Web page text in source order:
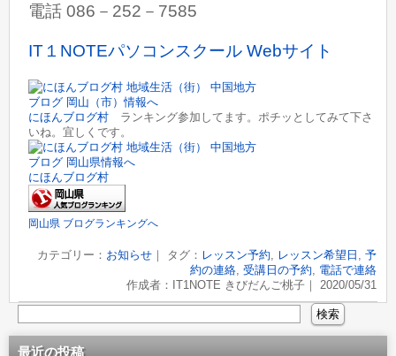
電話 086－252－7585
IT１NOTEパソコンスクール Webサイト
にほんブログ村 ランキング参加してます。ポチッとしてみて下さ
いね。宜しくです。
にほんブログ村
岡山県 ブログランキングへ
カテゴリー： お知らせ｜ タグ： レッスン予約, レッスン希望日 , 予
約の連絡, 受講日の予約, 電話で連絡
作成者：IT1NOTE きびだんご桃子｜ 2020/05/31
最近の投稿